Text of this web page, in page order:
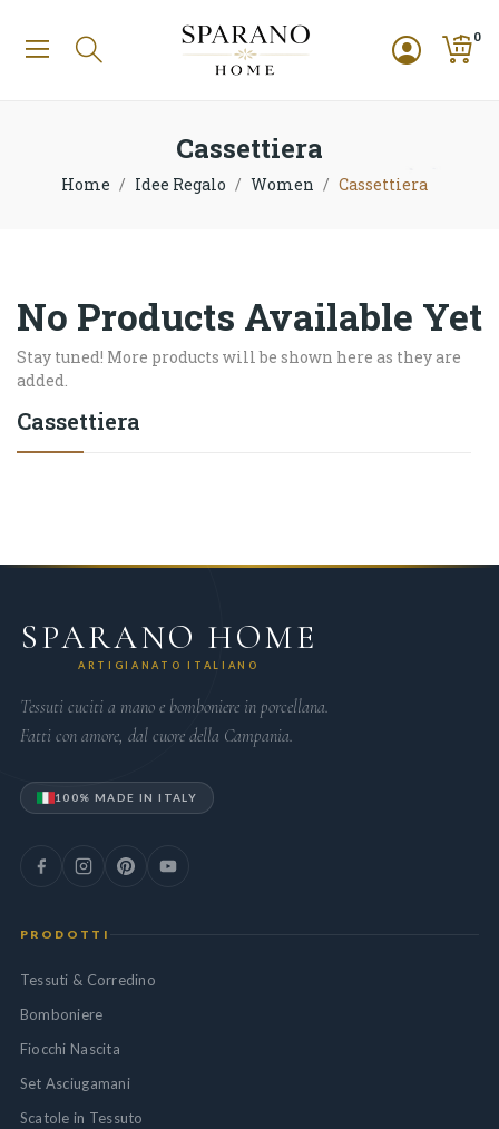
0
Cassettiera
Home Idee Regalo Women Cassettiera
Cassettiera
No Products Available Yet
Stay tuned! More products will be shown here as they are
added.
SPARANO HOME
ARTIGIANATO ITALIANO
Tessuti cuciti a mano e bomboniere in porcellana.
Fatti con amore, dal cuore della Campania.
100% MADE IN ITALY
PRODOTTI
Tessuti & Corredino
Bomboniere
Fiocchi Nascita
Set Asciugamani
Scatole in Tessuto